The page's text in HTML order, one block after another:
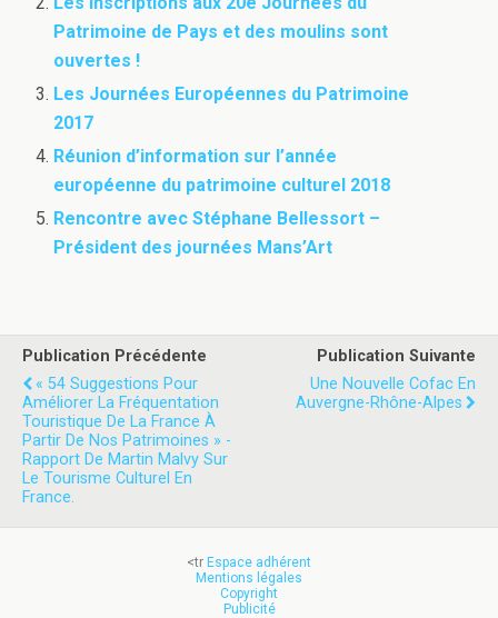
Patrimoine de Pays et des moulins sont
ouvertes !
Les Journées Européennes du Patrimoine
2017
Réunion d’information sur l’année
européenne du patrimoine culturel 2018
Rencontre avec Stéphane Bellessort –
Président des journées Mans’Art
Publication Précédente
« 54 Suggestions Pour
Améliorer La Fréquentation
Touristique De La France À
Partir De Nos Patrimoines » -
Rapport De Martin Malvy Sur
Le Tourisme Culturel En
France.
Publication Suivante
Une Nouvelle Cofac En
Auvergne-Rhône-Alpes
<tr Espace adhérent
Mentions légales
Copyright
Publicité